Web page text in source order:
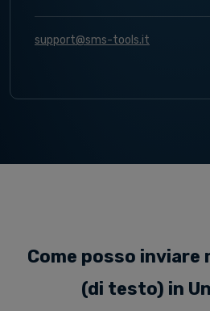
support@sms-tools.it
Come posso inviare
(di testo) in